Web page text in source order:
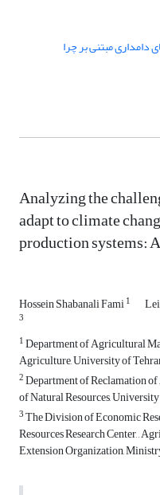
دامداری مبتنی بر چرا
Analyzing the
adapt to climate
production systems:
Hossein Shabanali Fami1
3
1Department of Agricultural
Agriculture, University of
2Department of Reclamation
of Natural Resources,
3The Division of Economic
Resources Research Center, ,
Extension Organization,